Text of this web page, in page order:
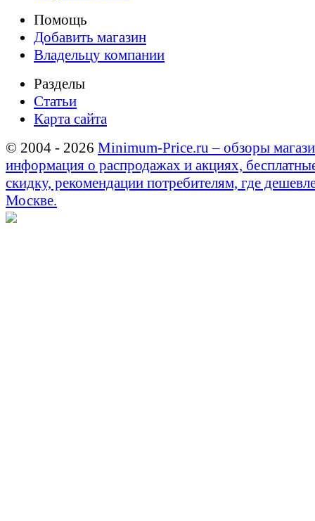
Помощь
Добавить магазин
Владельцу компании
Разделы
Статьи
Карта сайта
© 2004 - 2026 Minimum-Price.ru – обзоры
информация о распродажах и акциях,
скидку, рекомендации потребителям, где
Москве.